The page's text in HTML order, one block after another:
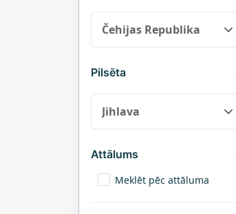
Pilsēta
Attālums
Meklēt pēc attāluma